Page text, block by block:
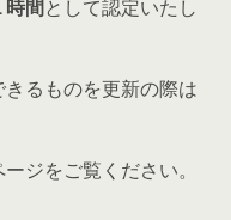
時間として認定いたし
るものを更新の際は
ジをご覧ください。